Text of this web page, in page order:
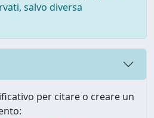
salvo diversa
per citare o creare un